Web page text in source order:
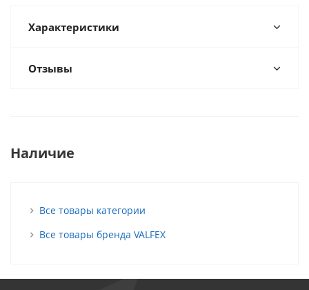
Характеристики
Отзывы
Наличие
Все товары категории
Все товары бренда VALFEX